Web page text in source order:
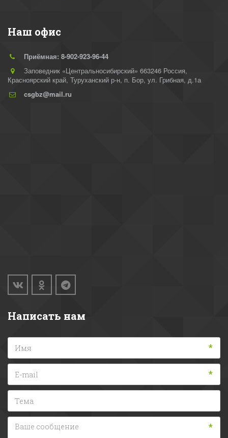
Наш офис
Приёмная: 8-902-923-96-44
Заповедник «Центральносибирский» 663246 Россия,
Красноярский край, Туруханский р-н, п. Бор, ул. Грибная, д.1а
csgbz@mail.ru
Написать нам
*
*
*